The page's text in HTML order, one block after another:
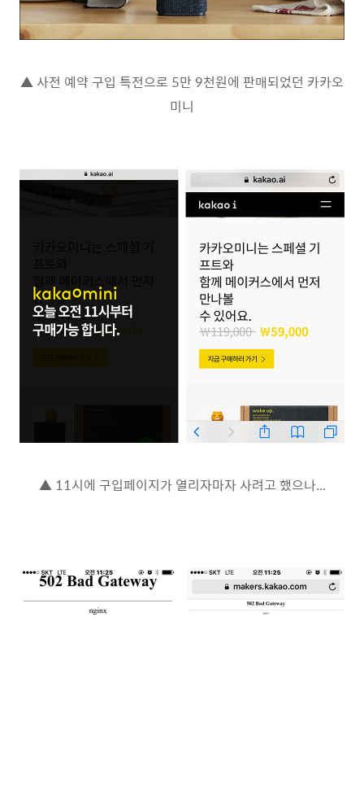
▲ 사전 예약 구입 특전으로 5만 9천원에 판매되었던 카카오
미니
▲ 11시에 구입페이지가 열리자마자 사려고 했으나...